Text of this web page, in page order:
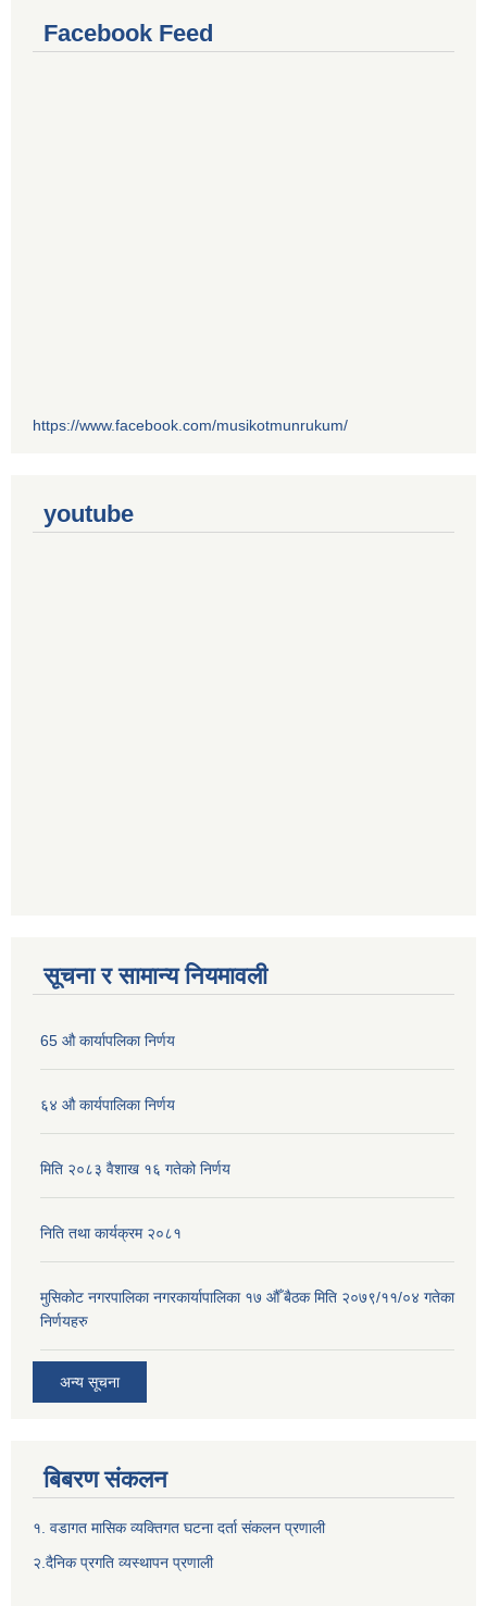
Facebook Feed
https://www.facebook.com/musikotmunrukum/
youtube
सूचना र सामान्य नियमावली
65 औ कार्यापलिका निर्णय
६४ औ कार्यपालिका निर्णय
मिति २०८३ वैशाख १६ गतेको निर्णय
निति तथा कार्यक्रम २०८१
मुसिकोट नगरपालिका नगरकार्यापालिका १७ औँ बैठक मिति २०७९/११/०४ गतेका
निर्णयहरु
अन्य सूचना
बिबरण संकलन
१. वडागत मासिक व्यक्तिगत घटना दर्ता संकलन प्रणाली
२.दैनिक प्रगति व्यस्थापन प्रणाली